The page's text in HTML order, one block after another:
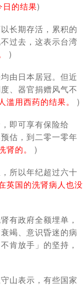
日的结果)
长期存活，累积的
过去，这表示台湾
)
由日本居冠。但近
、器官捐赠风气不
滥用西药的结果。
)
即可享有保险给
估，到二零一零年
的。
)
所以年纪超过六十
英国的洗肾病人也没
有政府全额埋单，
竭、意识昏迷的病
肯放手」的坚持，
山表示，有些国家